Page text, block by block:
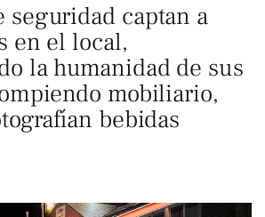
seguridad captan a
en el local,
la humanidad de sus
mobiliario,
bebidas